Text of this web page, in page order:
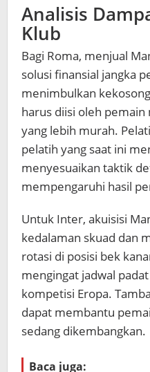
Analisis
Klub
Bagi Roma, menjual
solusi finansial jangka
menimbulkan
harus diisi oleh
yang lebih murah.
pelatih yang saat ini
menyesuaikan taktik
mempengaruhi hasil
Untuk Inter, akuisisi
kedalaman skuad dan
rotasi di posisi bek
mengingat jadwal
kompetisi Eropa.
dapat membantu
sedang dikembangkan.
Baca juga: